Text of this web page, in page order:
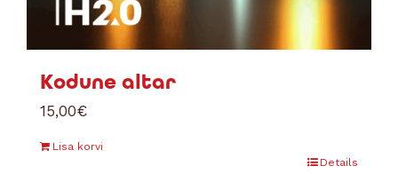
Kodune altar
15,00€
Lisa korvi
Details